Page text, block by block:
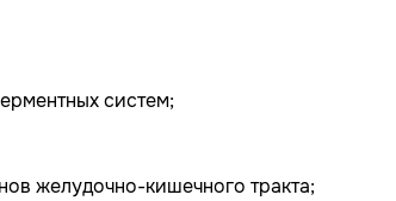
систем;
желудочно-кишечного тракта;